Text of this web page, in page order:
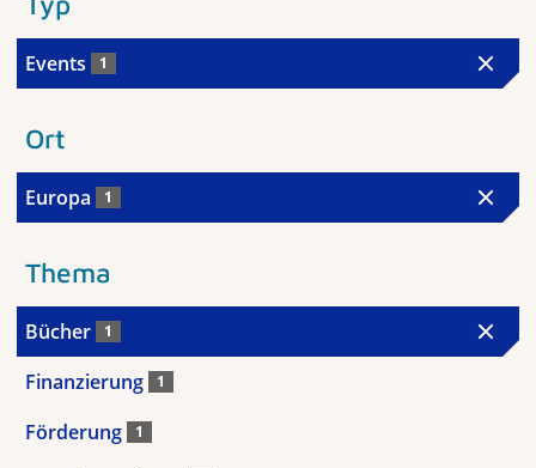
Events 1
Ort
Europa 1
Thema
Bücher 1
Finanzierung 1
Förderung 1